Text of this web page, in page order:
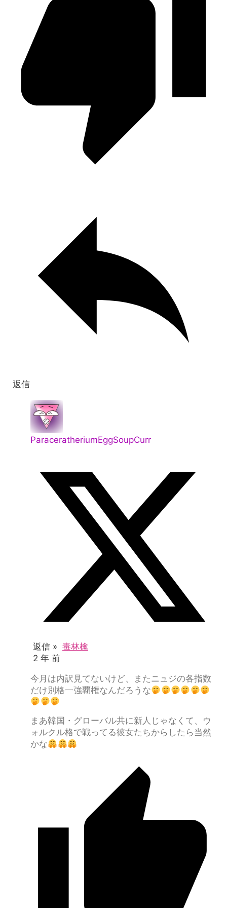
返信
ParaceratheriumEggSoupCurr
返信 » 毒林檎
2 年 前
今月は内訳見てないけど、またニュジの各指数
だけ別格一強覇権なんだろうな
まあ韓国・グローバル共に新人じゃなくて、ウ
ォルクル格で戦ってる彼女たちからしたら当然
かな